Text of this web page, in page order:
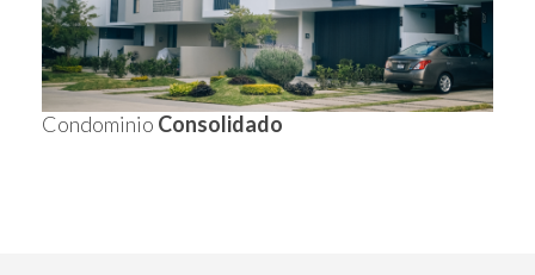
Condominio Consolidado